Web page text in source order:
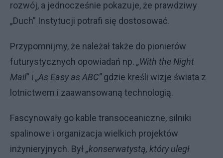
rozwój, a jednocześnie pokazuje, że prawdziwy
„Duch” Instytucji potrafi się dostosować.
Przypomnijmy, że należał także do pionierów
futurystycznych opowiadań np. „With the Night
Mail” i „As Easy as ABC”gdzie kreśli wizje świata z
lotnictwem i zaawansowaną technologią.
Fascynowały go kable transoceaniczne, silniki
spalinowe i organizacja wielkich projektów
inżynieryjnych. Był„konserwatystą, który uległ